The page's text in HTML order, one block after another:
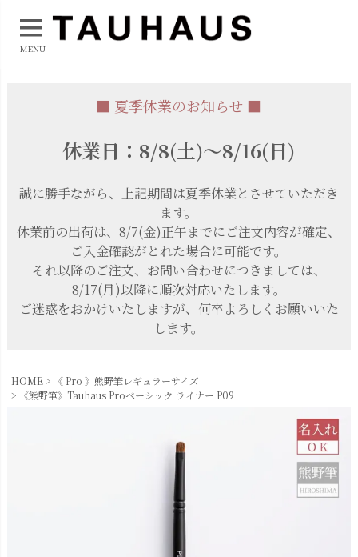
MENU
■ 夏季休業のお知らせ ■
休業日：8/8(土)～8/16(日)
誠に勝手ながら、上記期間は夏季休業とさせていただき
ます。
休業前の出荷は、8/7(金)正午までにご注文内容が確定、
ご入金確認がとれた場合に可能です。
それ以降のご注文、お問い合わせにつきましては、
8/17(月)以降に順次対応いたします。
ご迷惑をおかけいたしますが、何卒よろしくお願いいた
します。
HOME
《 Pro 》熊野筆レギュラーサイズ
《熊野筆》Tauhaus Proベーシック ライナー P09